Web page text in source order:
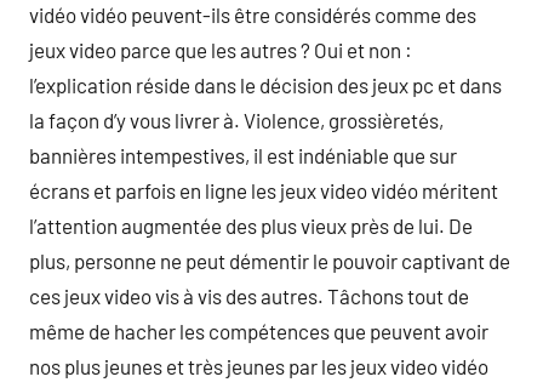
vidéo vidéo peuvent-ils être considérés comme des
jeux video parce que les autres ? Oui et non :
l’explication réside dans le décision des jeux pc et dans
la façon d’y vous livrer à. Violence, grossièretés,
bannières intempestives, il est indéniable que sur
écrans et parfois en ligne les jeux video vidéo méritent
l’attention augmentée des plus vieux près de lui. De
plus, personne ne peut démentir le pouvoir captivant de
ces jeux video vis à vis des autres. Tâchons tout de
même de hacher les compétences que peuvent avoir
nos plus jeunes et très jeunes par les jeux video vidéo